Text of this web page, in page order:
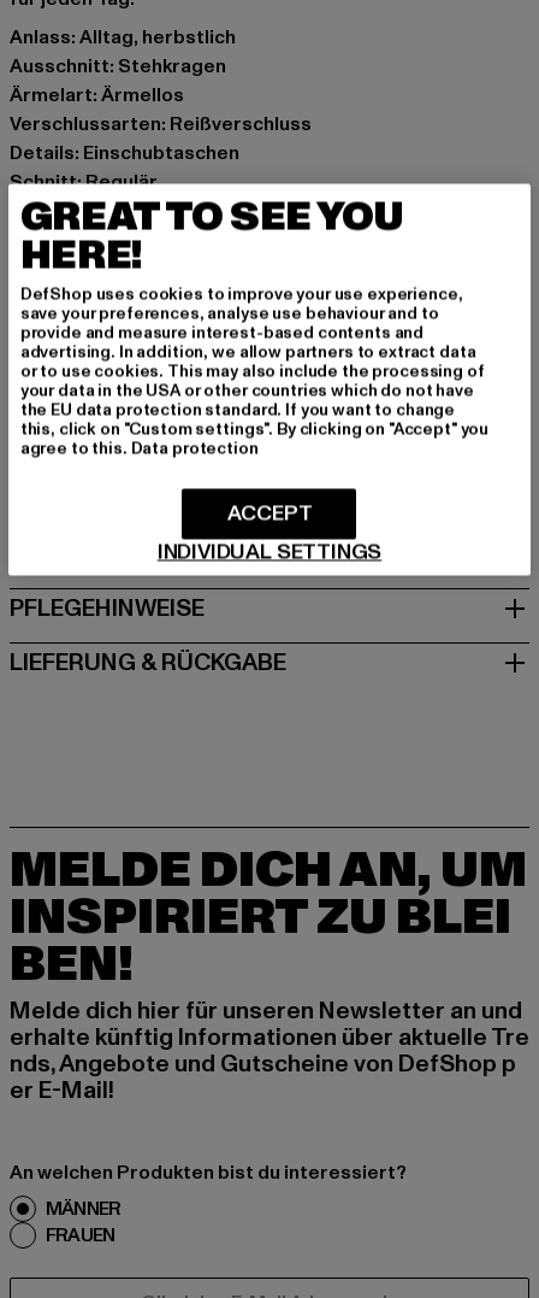
Anlass: Alltag, herbstlich
Ausschnitt: Stehkragen
Ärmelart: Ärmellos
Verschlussarten: Reißverschluss
Details: Einschubtaschen
Schnitt: Regulär
Marke: Urban Classics
Kat.: Westen
Farbe: schwarz
Hersteller Farbe: black
Materialzusammensetzung: 100% Polyester
Art.Nr: TB7011-00007
Hersteller: TB International GmbH |info@tbint.de
Dr.-Robert-Murjahn-Straße 7 | 64372 Ober-Ramstadt |
GRÖSSE & PASSFORM
PFLEGEHINWEISE
LIEFERUNG & RÜCKGABE
MELDE DICH AN, UM
INSPIRIERT ZU BLEI
BEN!
Melde dich hier für unseren Newsletter an und
erhalte künftig Informationen über aktuelle Tre
nds, Angebote und Gutscheine von DefShop p
er E-Mail!
An welchen Produkten bist du interessiert?
MÄNNER
FRAUEN
GREAT TO SEE YOU
HERE!
DefShop uses cookies to improve your use experience,
save your preferences, analyse use behaviour and to
provide and measure interest-based contents and
advertising. In addition, we allow partners to extract data
or to use cookies. This may also include the processing of
your data in the USA or other countries which do not have
the EU data protection standard. If you want to change
this, click on "Custom settings". By clicking on "Accept" you
agree to this. Data protection
INDIVIDUAL SETTINGS
ACCEPT